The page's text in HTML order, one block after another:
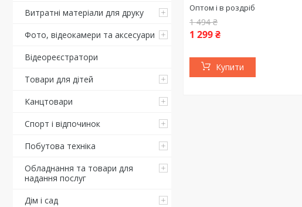
Витратні матеріали для друку
Фото, відеокамери та аксесуари
Відеореєстратори
Товари для дітей
Канцтовари
Спорт і відпочинок
Побутова техніка
Обладнання та товари для
надання послуг
Дім і сад
Оптом і в роздріб
1 494 ₴
1 299 ₴
Купити